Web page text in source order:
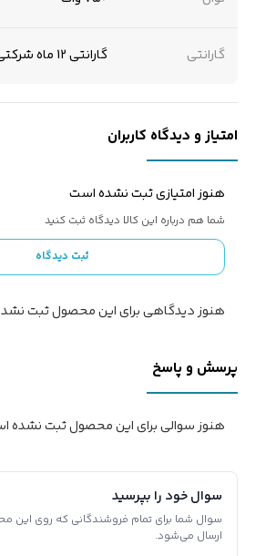
گارانتی گارانتی 12 ماه شرکتی
امتیاز و دیدگاه کاربران
هنوز امتیازی ثبت نشده است
شما هم درباره این کالا دیدگاه ثبت کنید
ثبت دیدگاه
هنوز دیدگاهی برای این محصول ثبت
پرسش و پاسخ
هنوز سوالی برای این محصول ثبت نشده
سوال خود را بپرسید
ارسال می‌شود.